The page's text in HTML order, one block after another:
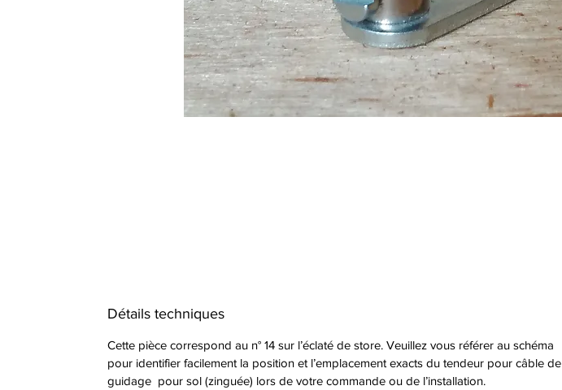
Détails techniques
Cette pièce correspond au n° 14 sur l’éclaté de store. Veuillez vous référer au schéma
pour identifier facilement la position et l’emplacement exacts du tendeur pour câble de
guidage pour sol (zinguée) lors de votre commande ou de l’installation.